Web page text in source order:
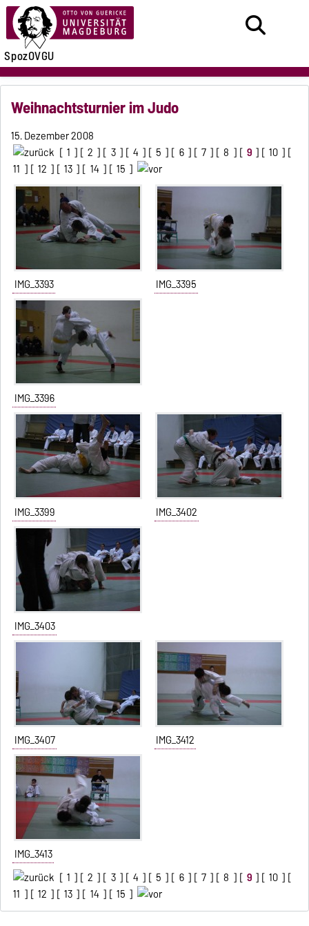
SpozOVGU
Weihnachtsturnier im Judo
15. Dezember 2008
[ 1 ] [ 2 ] [ 3 ] [ 4 ] [ 5 ] [ 6 ] [ 7 ] [ 8 ] [ 9 ] [ 10 ] [
11 ] [ 12 ] [ 13 ] [ 14 ] [ 15 ]
IMG_3393 IMG_3395
IMG_3396
IMG_3399 IMG_3402
IMG_3403
IMG_3407 IMG_3412
IMG_3413
[ 1 ] [ 2 ] [ 3 ] [ 4 ] [ 5 ] [ 6 ] [ 7 ] [ 8 ] [ 9 ] [ 10 ] [
11 ] [ 12 ] [ 13 ] [ 14 ] [ 15 ]